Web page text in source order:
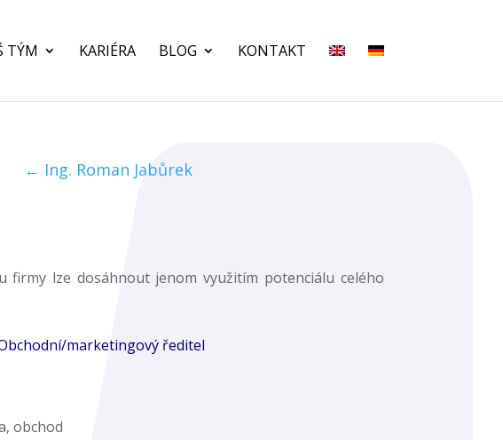
TÝM KARIÉRA BLOG KONTAKT
← Ing. Roman Jabůrek
lze dosáhnout jenom využitím potenciálu celého
marketingový ředitel
obchod